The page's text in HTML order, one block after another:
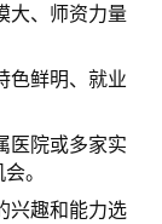
大、师资力量
色鲜明、就业
医院或多家实
。
兴趣和能力选